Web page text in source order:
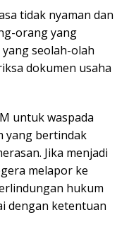
tidak nyaman dan
orang yang
seolah-olah
dokumen usaha
untuk waspada
yang bertindak
Jika menjadi
melapor ke
hukum
dengan ketentuan